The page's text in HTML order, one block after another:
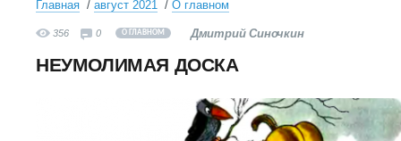
Главная август 2021 О главном
356 0 О ГЛАВНОМ Дмитрий Синочкин
НЕУМОЛИМАЯ ДОСКА